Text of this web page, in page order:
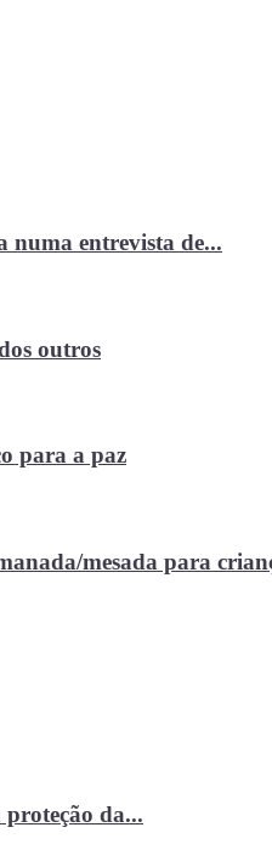
numa entrevista de...
outros
para a paz
mesada para
da...